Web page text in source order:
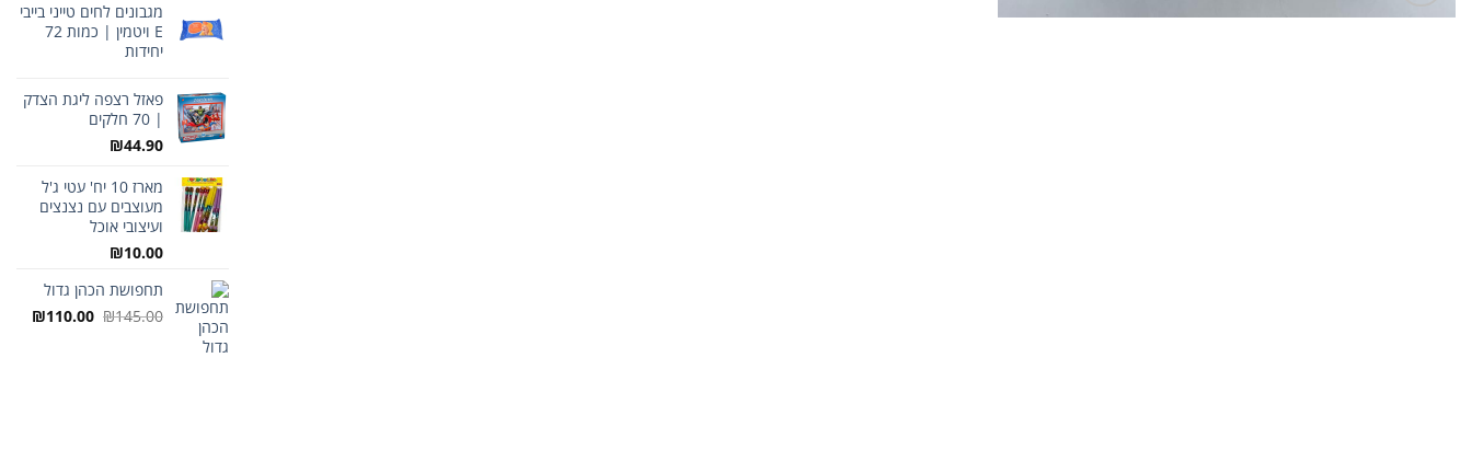
מגבונים לחים טייני בייבי
E ויטמין | כמות 72
יחידות
פאזל רצפה ליגת הצדק
| 70 חלקים
₪44.90
מארז 10 יח' עטי ג'ל
מעוצבים עם נצנצים
ועיצובי אוכל
₪10.00
תחפושת הכהן גדול
₪145.00
המחיר ₪110.00